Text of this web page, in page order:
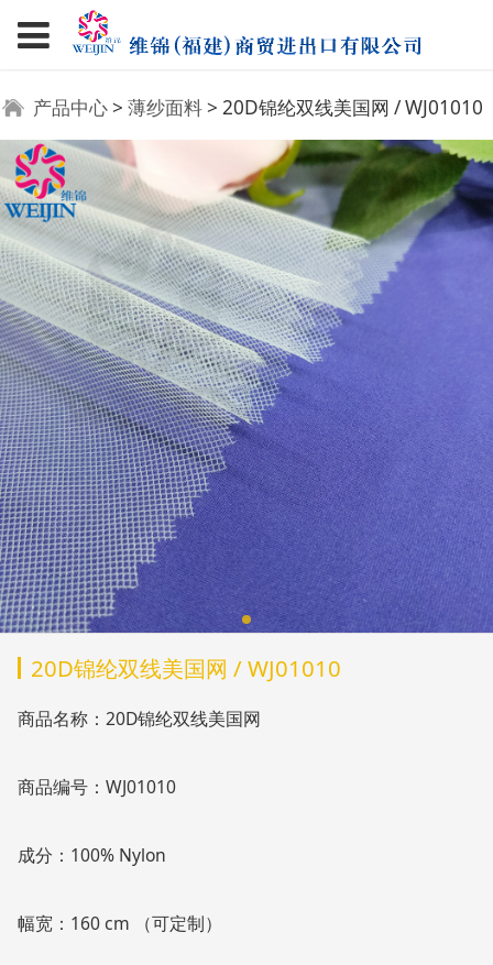
20D锦纶双线美国网 /
WJ01010
产品中心> 薄纱面料> 20D锦纶双线美国网 / WJ01010
20D锦纶双线美国网 / WJ01010
商品名称：20D锦纶双线美国网
商品编号：WJ01010
成分：100% Nylon
幅宽：160 cm （可定制）